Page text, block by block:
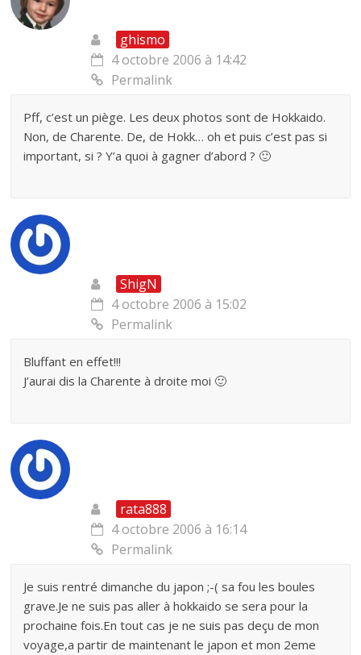
ghismo
4 octobre 2006 à 14:42
Permalink
Pff, c’est un piège. Les deux photos sont de Hokkaido.
Non, de Charente. De, de Hokk… oh et puis c’est pas si
important, si ? Y’a quoi à gagner d’abord ? 🙂
ShigN
4 octobre 2006 à 15:02
Permalink
Bluffant en effet!!!
J’aurai dis la Charente à droite moi 🙂
rata888
4 octobre 2006 à 16:14
Permalink
Je suis rentré dimanche du japon ;-( sa fou les boules
grave.Je ne suis pas aller à hokkaido se sera pour la
prochaine fois.En tout cas je ne suis pas deçu de mon
voyage,a partir de maintenant le japon et mon 2eme